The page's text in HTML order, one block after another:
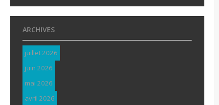
ARCHIVES
juillet 2026
juin 2026
mai 2026
avril 2026